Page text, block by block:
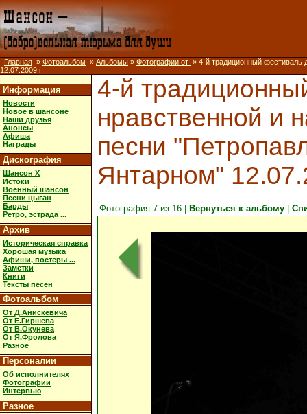
Главная » Фотоальбом » Альбомы » Фотографии от » 4-й традиционный фестиваль
12.07.2009 г.
Информация
Новости
Новое в шансоне
Наши друзья
Анонсы
Афиша
Награды
Дискография
Шансон X
Истоки
Военный шансон
Песни цыган
Барды
Ретро, эстрада ...
Архив
Историческая справка
Хорошая музыка
Афиши, постеры ...
Заметки
Книги
Тексты песен
Фотоальбом
От Д.Анискевича
От Е.Гиршева
От В.Окунева
От Я.Фролова
Разное
Персоналии
Об исполнителях
Фотографии
Интервью
Разное
4-й
нравственной и
песни
Янтарном"
Фотография 7 из 16 | Вернуться к альбому